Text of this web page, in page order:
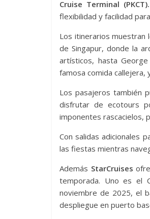
Cruise Terminal (PKCT).
flexibilidad y facilidad
Los itinerarios muestran
de Singapur, donde la
artísticos, hasta
famosa comida callejera,
Los pasajeros también
disfrutar de ecotours
imponentes rascacielos,
Con salidas adicionales
las fiestas mientras
Además StarCruises
temporada. Uno es el
noviembre de 2025, el
despliegue en puerto